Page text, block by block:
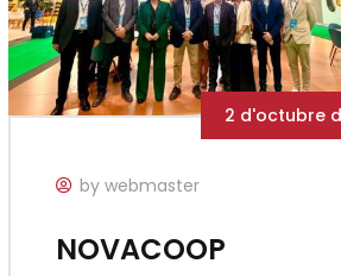
2 d'octubre
by webmaster
NOVACOOP